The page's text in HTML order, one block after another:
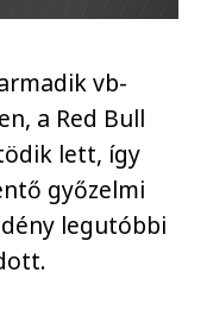
vb-
a Red Bull
lett, így
győzelmi
legutóbbi